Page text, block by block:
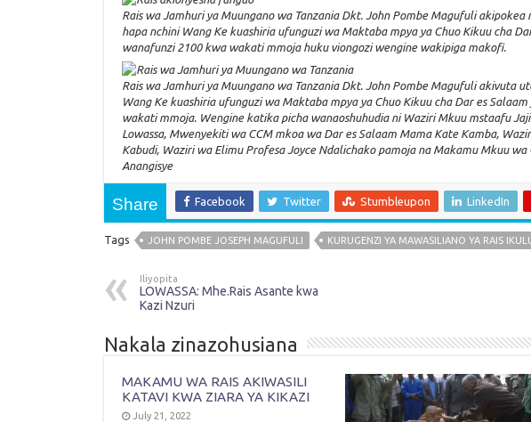
Rais wa Jamhuri ya Muungano wa Tanzania Dkt. John Pombe Magufuli
hapa nchini Wang Ke kuashiria ufunguzi wa Maktaba mpya ya Chuo Kikuu cha
wanafunzi 2100 kwa wakati mmoja huku viongozi wengine wakipiga makofi.
Rais wa Jamhuri ya Muungano wa Tanzania Dkt. John Pombe Magufuli akivuta
Wang Ke kuashiria ufunguzi wa Maktaba mpya ya Chuo Kikuu cha Dar es
wakati mmoja. Wengine katika picha wanaoshuhudia ni Waziri Mkuu mstaafu
Lowassa, Mwenyekiti wa CCM mkoa wa Dar es Salaam Mama Kate Kamba,
Kabudi, Waziri wa Elimu Profesa Joyce Ndalichako pamoja na Makamu Mkuu
Anangisye
Share Facebook Twitter Stumbleupon LinkedIn
Tags JOHN POMBE JOSEPH MAGUFULI KURUGENZI YA MAWASILIANO YA RAIS
Iliyopita
LOWASSA: Mhe.Rais Asante kwa
Kazi Nzuri
Nakala zinazohusiana
MAKAMU WA RAIS AKIWASILI
KATAVI KWA ZIARA YA KIKAZI
July 21, 2022